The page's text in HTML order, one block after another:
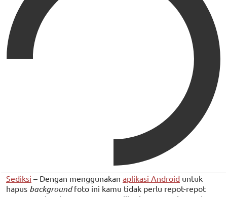
Sediksi – Dengan menggunakan aplikasi Android untuk
hapus backgroundfoto ini kamu tidak perlu repot-repot